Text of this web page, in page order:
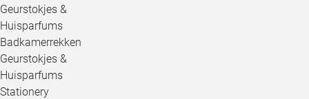
Geurstokjes &
Huisparfums
Badkamerrekken
Geurstokjes &
Huisparfums
Stationery